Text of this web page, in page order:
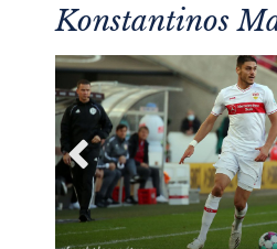
Konstantinos